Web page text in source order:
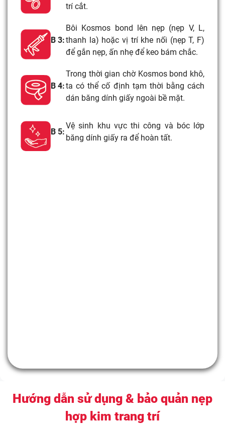
trí cắt.
B 3:
Bôi Kosmos bond lên nẹp (nẹp V, L,
thanh la) hoặc vị trí khe nối (nẹp T, F)
để gắn nẹp, ấn nhẹ để keo bám chắc.
B 4:
Trong thời gian chờ Kosmos bond khô,
ta có thể cố định tạm thời bằng cách
dán băng dính giấy ngoài bề mặt.
B 5:
Vệ sinh khu vực thi công và bóc lớp
băng dính giấy ra để hoàn tất.
Hướng dẫn sử dụng & bảo quản nẹp
hợp kim trang trí